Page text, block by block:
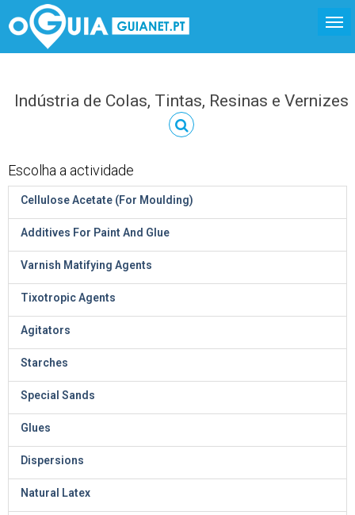
Indústria de Colas, Tintas, Resinas e Vernizes
Escolha a actividade
Cellulose Acetate (For Moulding)
Additives For Paint And Glue
Varnish Matifying Agents
Tixotropic Agents
Agitators
Starches
Special Sands
Glues
Dispersions
Natural Latex